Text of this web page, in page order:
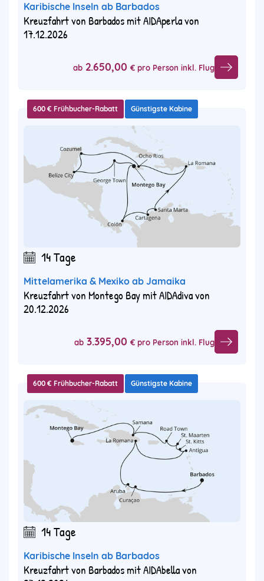
Karibische Inseln ab Barbados
Kreuzfahrt von Barbados mit AIDAperla von
17.12.2026
ab 2.650,00 € pro Person inkl. Flug
600 € Frühbucher-Rabatt Günstigste Kabine
14 Tage
Mittelamerika & Mexiko ab Jamaika
Kreuzfahrt von Montego Bay mit AIDAdiva von
20.12.2026
ab 3.395,00 € pro Person inkl. Flug
600 € Frühbucher-Rabatt Günstigste Kabine
14 Tage
Karibische Inseln ab Barbados
Kreuzfahrt von Barbados mit AIDAbella von